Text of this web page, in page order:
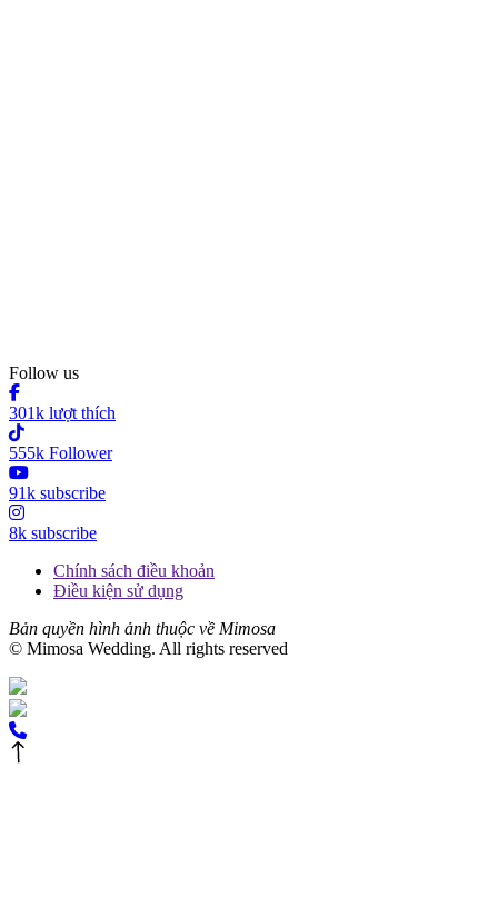
Follow us
301k lượt thích
555k Follower
91k subscribe
8k subscribe
Chính sách điều khoản
Điều kiện sử dụng
Bản quyền hình ảnh thuộc về Mimosa
© Mimosa Wedding. All rights reserved